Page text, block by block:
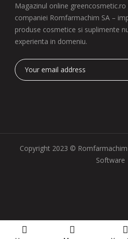
Magazinul online
companiei Romfarmachim SA –
produse cosmetice si suplimente
experienta in domeniu.
Copyright 2023 © Romfarmachim
Software